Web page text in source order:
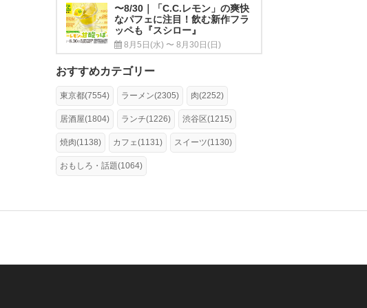
〜8/30｜「C.C.レモン」の爽快
なパフェに注目！飲む新作フラ
ッペも『スシロー』
8月5日(水) 〜 8月30日(日)
おすすめカテゴリー
東京都(7554) ラーメン(2305) 肉(2252)
居酒屋(1804) ランチ(1226) 渋谷区(1215)
焼肉(1138) カフェ(1131) スイーツ(1130)
おもしろ・話題(1064)